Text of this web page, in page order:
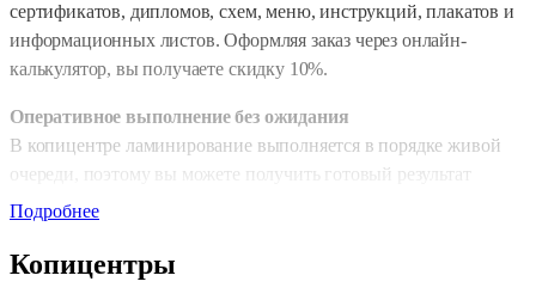
сертификатов, дипломов, схем, меню, инструкций, плакатов и
информационных листов. Оформляя заказ через онлайн-
калькулятор, вы получаете скидку 10%.
Оперативное выполнение без ожидания
В копицентре ламинирование выполняется в порядке живой
очереди, поэтому вы можете получить готовый результат
максимально быстро. Для тех, кто предпочитает работать
• обычная срочность — 1 день;
Подробнее
Копицентры